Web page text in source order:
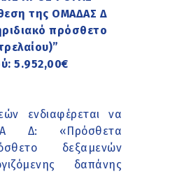
της ΟΜΑΔΑΣ Δ
πρόσθετο
5.952,00€
ενδιαφέρεται να
Δ: «Πρόσθετα
δεξαμενών
δαπάνης